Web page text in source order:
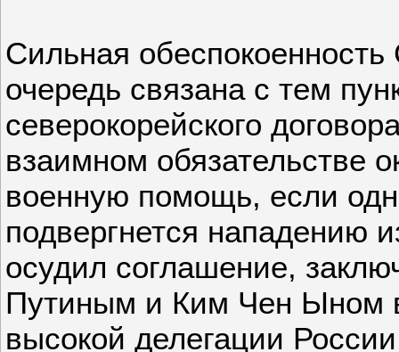
Сильная
очередь связана с тем
северокорейского
взаимном обязательстве
военную помощь, если
подвергнется нападению
осудил соглашение,
Путиным и Ким Чен Ыном
высокой делегации